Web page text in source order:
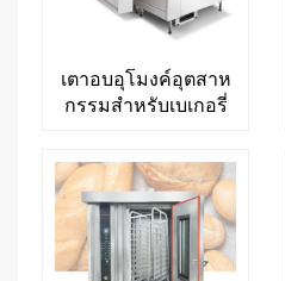
เตาอบอุโมงค์อุตสาห
กรรมสำหรับเบเกอรี่